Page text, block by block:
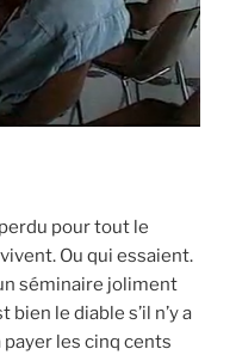
pour tout le
Ou qui essaient.
séminaire joliment
bien le diable s’il n’y a
les cinq cents